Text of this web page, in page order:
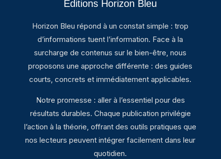
Editions Horizon Bleu
Horizon Bleu répond à un constat simple : trop
d’informations tuent l’information. Face à la
surcharge de contenus sur le bien-être, nous
proposons une approche différente : des guides
courts, concrets et immédiatement applicables.
Notre promesse : aller à l’essentiel pour des
résultats durables. Chaque publication privilégie
l’action à la théorie, offrant des outils pratiques que
nos lecteurs peuvent intégrer facilement dans leur
quotidien.